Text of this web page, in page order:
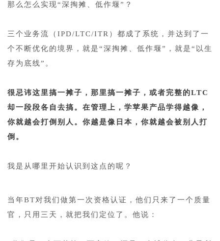
那么怎么实现“深掏摊、低作堰”？
三个业务流（IPD/LTC/ITR）都成了系统，并达到了一
个不断优化的境界，就是“深掏摊、低作堰”，就是“以生
存为底线”。
很忌讳这里搞一摊子，那里搞一摊子，或者完整的LTC
却一段段各自去搞。在管理上，学苹果产品学得越像，
你就越会打倒别人。你越是像日本，你就越会被别人打
倒。
我是从哪里开始认识到这点的呢？
当年BT对我们做第一次资格认证，他们只来了一个质量
官，只用三天，就把我们定位了。他说：